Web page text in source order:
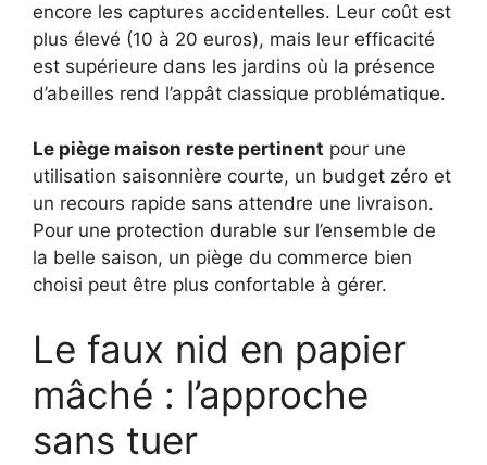
encore les captures accidentelles. Leur coût est
plus élevé (10 à 20 euros), mais leur efficacité
est supérieure dans les jardins où la présence
d’abeilles rend l’appât classique problématique.
Le piège maison reste pertinent pour une
utilisation saisonnière courte, un budget zéro et
un recours rapide sans attendre une livraison.
Pour une protection durable sur l’ensemble de
la belle saison, un piège du commerce bien
choisi peut être plus confortable à gérer.
Le faux nid en papier
mâché : l’approche
sans tuer